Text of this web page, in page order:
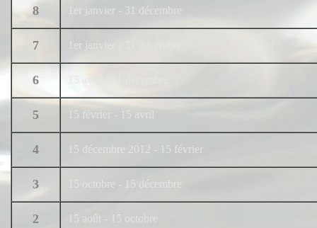
8 1er janvier - 31 décembre
7 1er janvier - 31 décembre
6
5 15 février - 15 avril
4 15 décembre 2012 - 15 février
3 15 octobre - 15 décembre
2 15 août - 15 octobre